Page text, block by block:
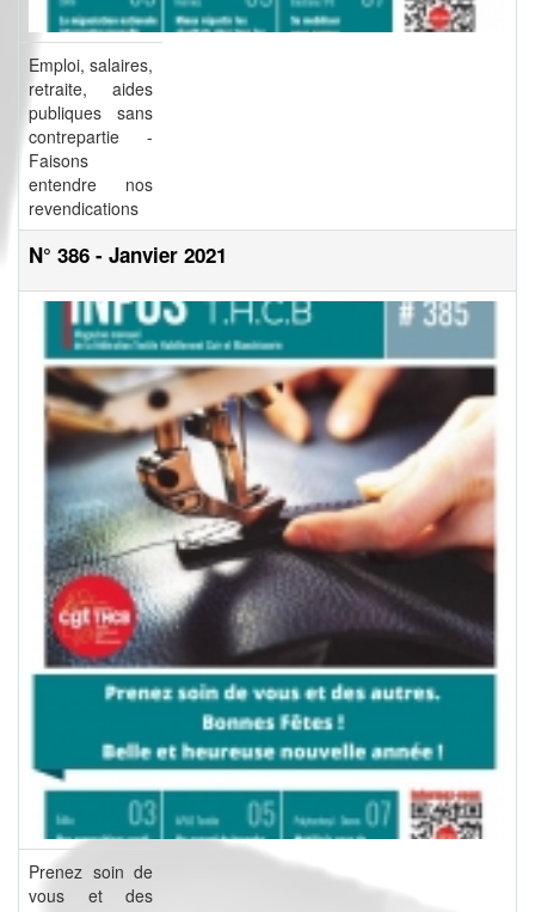
Emploi, salaires,
retraite, aides
publiques sans
contrepartie -
Faisons
entendre nos
revendications
N° 386 - Janvier 2021
Prenez soin de
vous et des